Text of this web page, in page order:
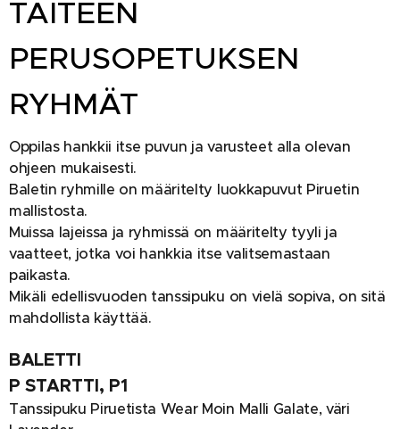
TAITEEN
PERUSOPETUKSEN
RYHMÄT
Oppilas hankkii itse puvun ja varusteet alla olevan
ohjeen mukaisesti.
Baletin ryhmille on määritelty luokkapuvut Piruetin
mallistosta.
Muissa lajeissa ja ryhmissä on määritelty tyyli ja
vaatteet, jotka voi hankkia itse valitsemastaan
paikasta.
Mikäli edellisvuoden tanssipuku on vielä sopiva, on sitä
mahdollista käyttää.
BALETTI
P STARTTI, P1
Tanssipuku Piruetista Wear Moin Malli Galate, väri